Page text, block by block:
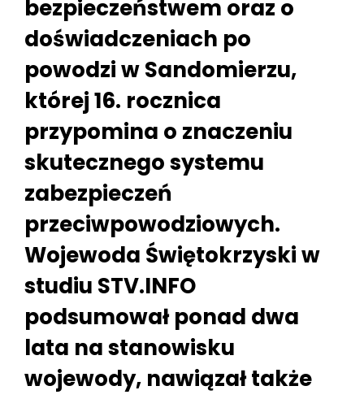
bezpieczeństwem oraz o
doświadczeniach po
powodzi w Sandomierzu,
której 16. rocznica
przypomina o znaczeniu
skutecznego systemu
zabezpieczeń
przeciwpowodziowych.
Wojewoda Świętokrzyski w
studiu STV.INFO
podsumował ponad dwa
lata na stanowisku
wojewody, nawiązał także